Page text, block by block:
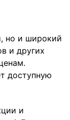
но и широкий
и других
доступную
и